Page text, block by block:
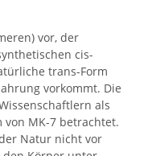
vor, der
cis-
trans-Form
vorkommt. Die
als
von MK-7 betrachtet.
Natur nicht vor